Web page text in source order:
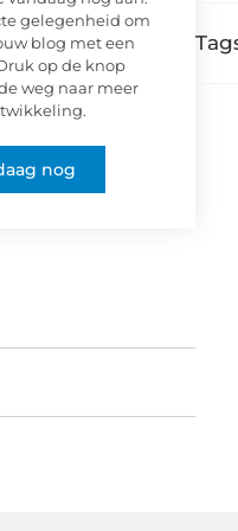
gelegenheid om
blog met een
op de knop
weg naar meer
nog